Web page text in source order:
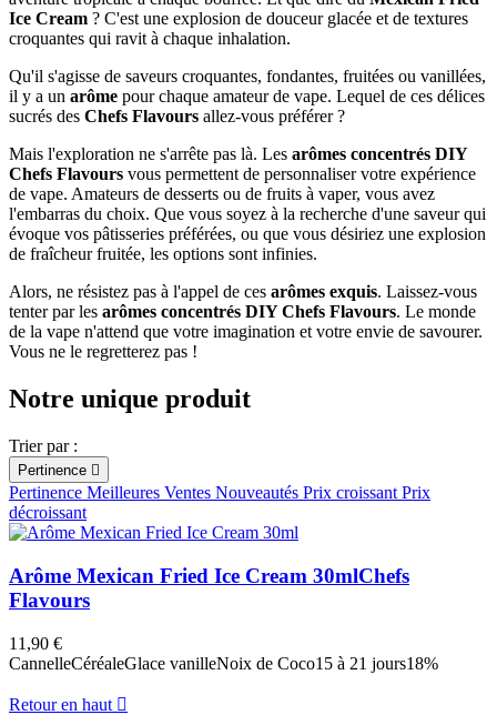
Ice Cream ? C'est une explosion de douceur glacée et de textures
croquantes qui ravit à chaque inhalation.
Qu'il s'agisse de saveurs croquantes, fondantes, fruitées ou vanillées,
il y a un arôme pour chaque amateur de vape. Lequel de ces délices
sucrés des Chefs Flavours allez-vous préférer ?
Mais l'exploration ne s'arrête pas là. Les arômes concentrés DIY
Chefs Flavours vous permettent de personnaliser votre expérience
de vape. Amateurs de desserts ou de fruits à vaper, vous avez
l'embarras du choix. Que vous soyez à la recherche d'une saveur qui
évoque vos pâtisseries préférées, ou que vous désiriez une explosion
de fraîcheur fruitée, les options sont infinies.
Alors, ne résistez pas à l'appel de ces arômes exquis. Laissez-vous
tenter par les arômes concentrés DIY Chefs Flavours. Le monde
de la vape n'attend que votre imagination et votre envie de savourer.
Vous ne le regretterez pas !
Notre unique produit
Trier par :
Pertinence 
Pertinence Meilleures Ventes Nouveautés Prix croissant Prix
décroissant
Arôme Mexican Fried Ice Cream 30mlChefs
Flavours
11,90 €
CannelleCéréaleGlace vanilleNoix de Coco15 à 21 jours18%
Retour en haut 